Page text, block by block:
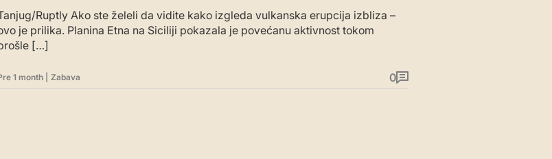
Ruptly Ako ste želeli da vidite kako izgleda vulkanska erupcija izbliza –
je prilika. Planina Etna na Siciliji pokazala je povećanu aktivnost tokom
[…]
1 month Zabava 0